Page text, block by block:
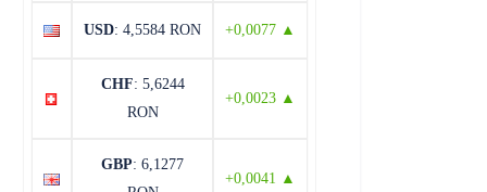
USD: 4,5584 RON +0,0077 ▲
CHF: 5,6244
RON
+0,0023 ▲
GBP: 6,1277
+0,0041 ▲